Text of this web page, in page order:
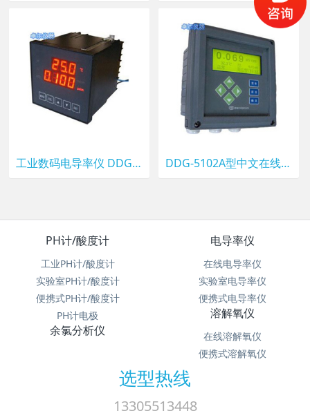
工业数码电导率仪 DDG-5103型 DDG-5102A型中文在线电导率仪
PH计/酸度计
工业PH计/酸度计
实验室PH计/酸度计
便携式PH计/酸度计
PH计电极
电导率仪
在线电导率仪
实验室电导率仪
便携式电导率仪
溶解氧仪
在线溶解氧仪
便携式溶解氧仪
余氯分析仪
选型热线
13305513448